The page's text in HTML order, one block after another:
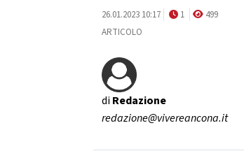
26.01.2023 10:17 1
499
ARTICOLO
diRedazione
redazione@vivereancona.it